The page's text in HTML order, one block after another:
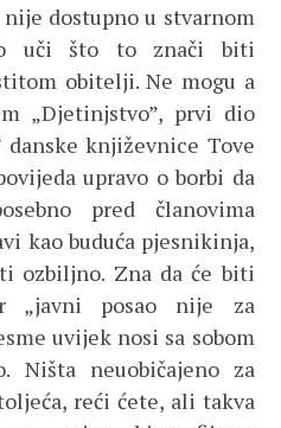
dostupno u stvarnom
uči što to znači biti
obitelji. Ne mogu a
„Djetinjstvo”, prvi dio
književnice Tove
upravo o borbi da
pred članovima
kao buduća pjesnikinja,
ozbiljno. Zna da će biti
„javni posao nije za
uvijek nosi sa sobom
Ništa neuobičajeno za
reći ćete, ali takva